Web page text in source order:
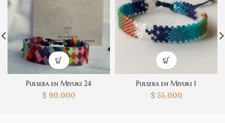
Pulsera en Miyuki 24
$ 90.000
Pulsera en Miyuki 1
$ 55.000